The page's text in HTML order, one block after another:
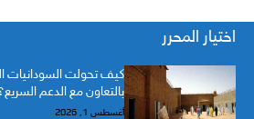
اختيار المحرر
كيف تحولت السودانيات
بالتعاون مع الدعم
أغسطس 1, 2026